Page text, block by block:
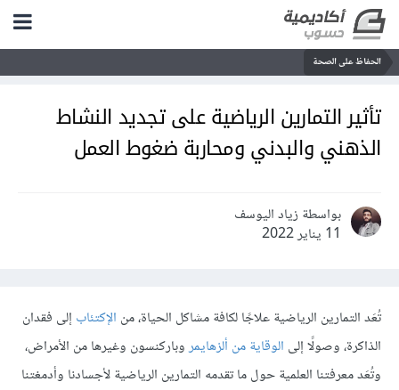
الحفاظ على الصحة
تأثير التمارين الرياضية على تجديد النشاط
الذهني والبدني ومحاربة ضغوط العمل
بواسطة زياد اليوسف
11 يناير 2022
تُعَد التمارين الرياضية علاجًا لكافة مشاكل الحياة، من الإكتئاب إلى فقدان
الذاكرة، وصولًا إلى الوقاية من ألزهايمروباركنسون وغيرها من الأمراض،
وتُعَد معرفتنا العلمية حول ما تقدمه التمارين الرياضية لأجسادنا وأدمغتنا